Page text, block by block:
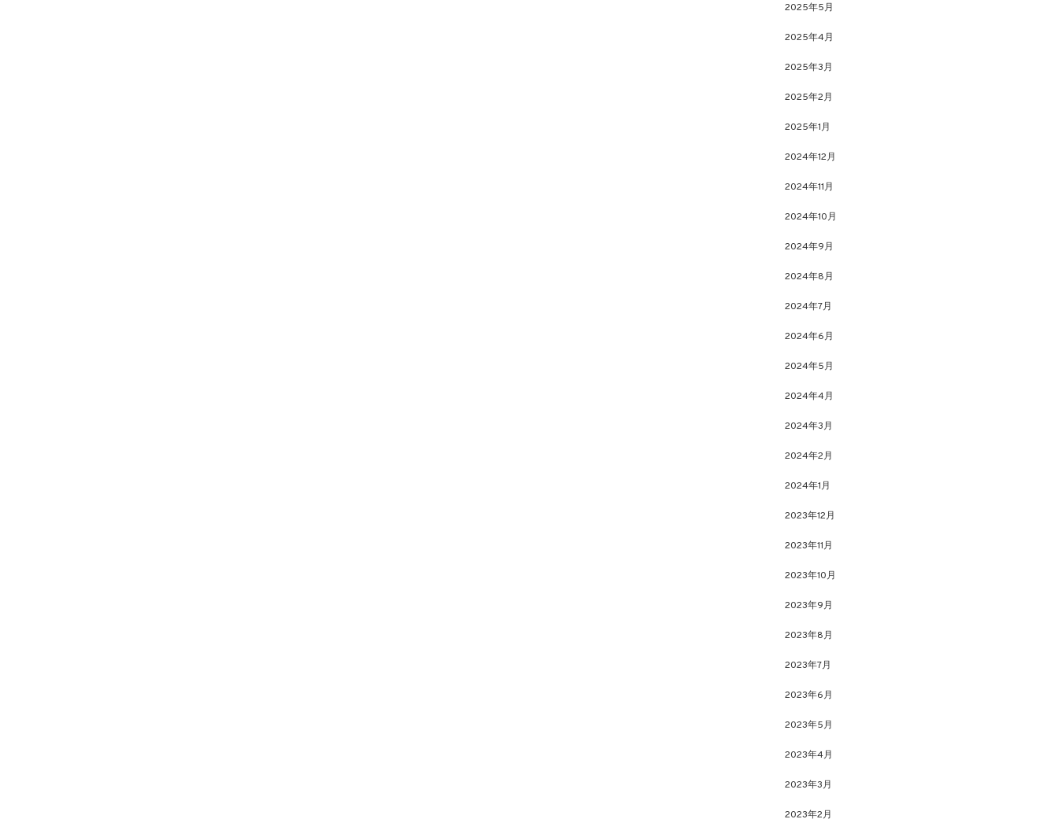
2025年5月
2025年4月
2025年3月
2025年2月
2025年1月
2024年12月
2024年11月
2024年10月
2024年9月
2024年8月
2024年7月
2024年6月
2024年5月
2024年4月
2024年3月
2024年2月
2024年1月
2023年12月
2023年11月
2023年10月
2023年9月
2023年8月
2023年7月
2023年6月
2023年5月
2023年4月
2023年3月
2023年2月